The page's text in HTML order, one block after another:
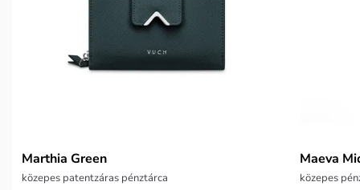
Marthia Green
közepes patentzáras pénztárca
Maeva
közepes